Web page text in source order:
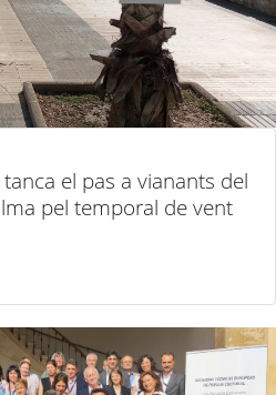
el pas a vianants del
pel temporal de vent